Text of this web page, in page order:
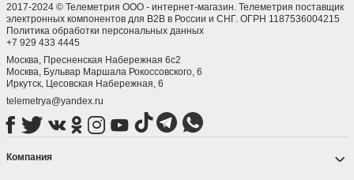
2017-2024 © Телеметрия ООО - интернет-магазин. Телеметрия поставщик
электронных компонентов для B2B в России и СНГ. ОГРН 1187536004215
Политика обработки персональных данных
+7 929 433 4445
Москва, Пресненская Набережная 6с2
Москва, ​Бульвар Маршала Рокоссовского, 6
Иркутск, ​Цесовская Набережная, 6
telemetrya@yandex.ru
Компания